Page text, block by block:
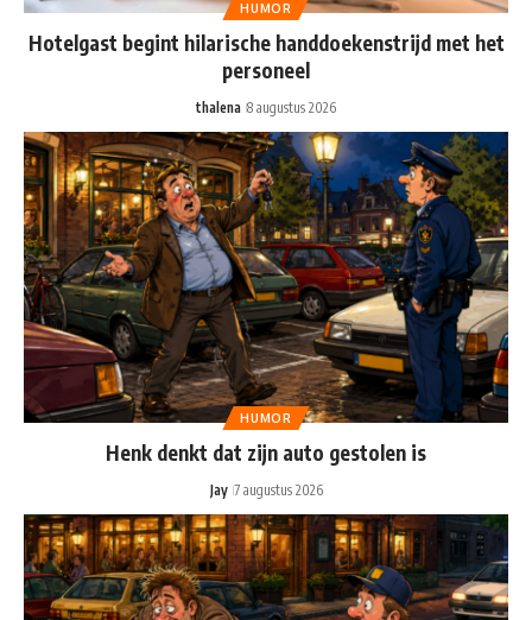
HUMOR
Hotelgast begint hilarische handdoekenstrijd met het
personeel
thalena 8 augustus 2026
HUMOR
Henk denkt dat zijn auto gestolen is
Jay 7 augustus 2026